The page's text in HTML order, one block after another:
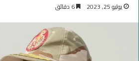
يوليو 25, 2023